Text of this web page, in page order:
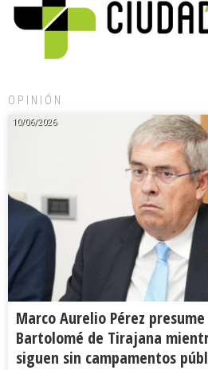
OPINIÓN
10/06/2026
Marco Aurelio Pérez
Bartolomé de Tirajana
siguen sin campamentos